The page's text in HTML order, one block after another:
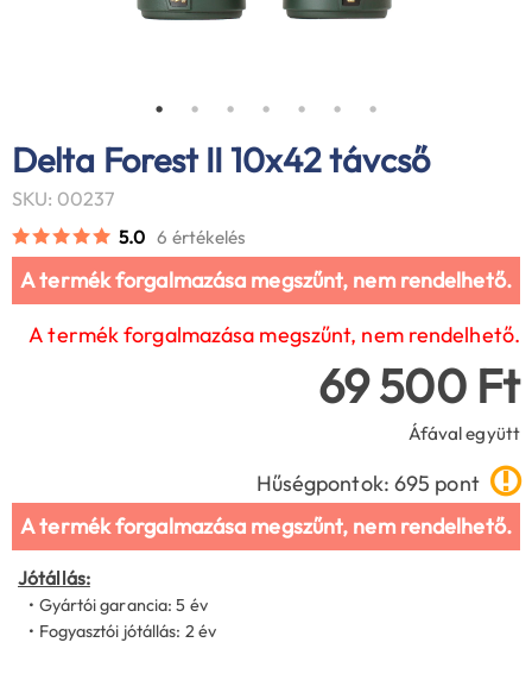
Delta Forest II 10x42 távcső
SKU: 00237
5.0 6 értékelés
A termék forgalmazása megszűnt, nem rendelhető.
A termék forgalmazása megszűnt, nem rendelhető.
69 500 Ft
Áfával együtt
Hűségpontok: 695 pont
A termék forgalmazása megszűnt, nem rendelhető.
Jótállás:
• Gyártói garancia: 5 év
• Fogyasztói jótállás: 2 év